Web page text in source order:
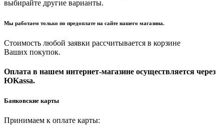
выбирайте другие варианты.
Мы работаем только по предоплате на сайте нашего магазина.
Стоимость любой заявки рассчитывается в корзине
Ваших покупок.
Оплата в нашем интернет-магазине осуществляется через
ЮKassa.
Банковские карты
Принимаем к оплате карты: